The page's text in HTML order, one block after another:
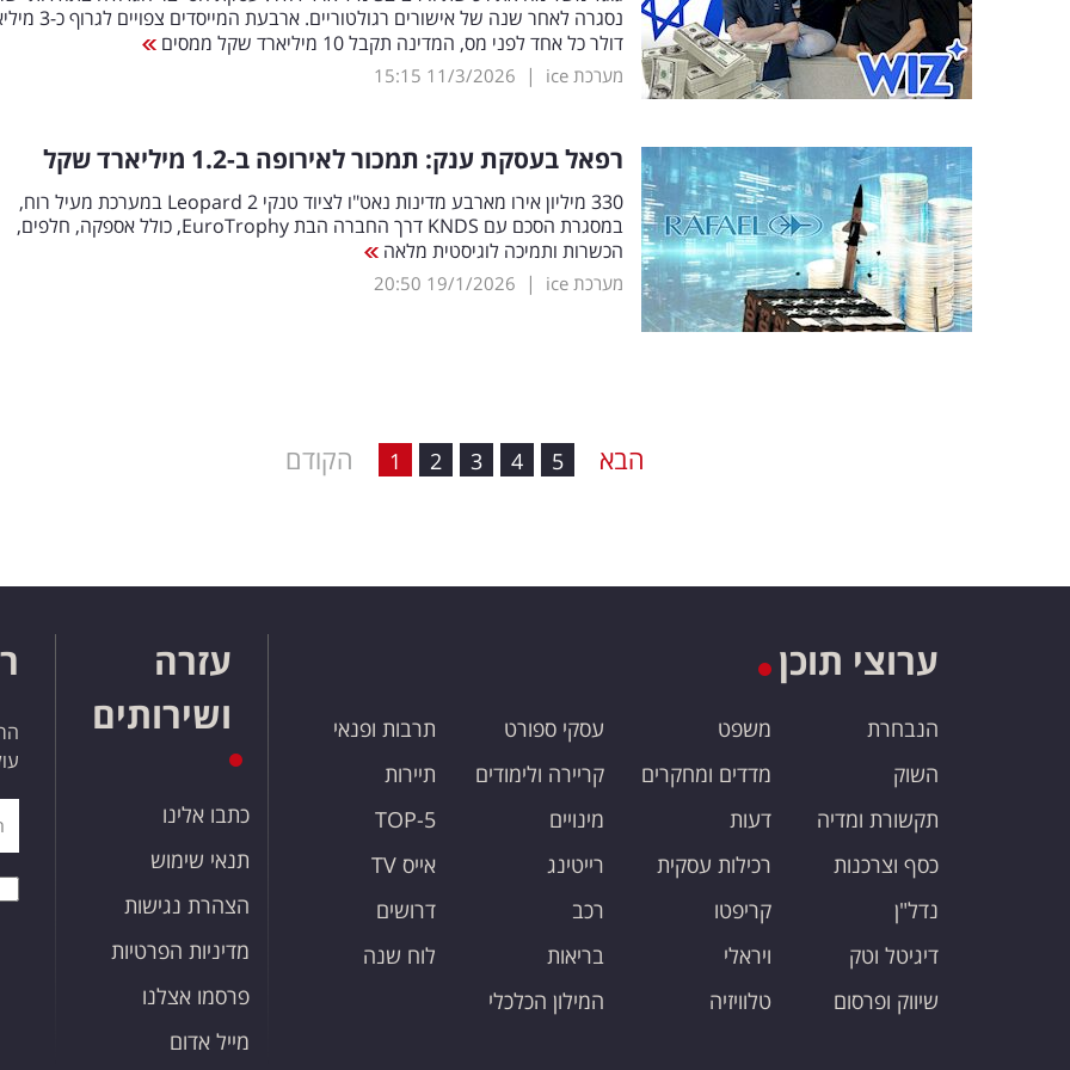
נסגרה לאחר שנה של אישורים
דולר כל אחד לפני מס, המדינה תקבל 10 מיליארד שקל ממסים
מערכת ice |
11/3/2026
15:15
רפאל בעסקת ענק: תמכור לאירופה ב-1.2 מיליארד שקל
330 מיליון אירו מארבע מדינות נאט"ו לציוד טנקי Leopard 2 במערכת מעיל רוח,
במסגרת הסכם עם KNDS דרך החברה הבת EuroTrophy, כולל אספקה, חלפים,
הכשרות ותמיכה לוגיסטית מלאה
מערכת ice |
19/1/2026
20:50
הקודם 1 2 3 4 5 הבא
ערוצי תוכן
הנבחרת
השוק
תקשורת ומדיה
כסף וצרכנות
נדל"ן
דיגיטל וטק
שיווק ופרסום
משפט
מדדים ומחקרים
דעות
רכילות עסקית
קריפטו
ויראלי
טלוויזיה
עסקי ספורט
קריירה ולימודים
מינויים
רייטינג
רכב
בריאות
המילון הכלכלי
תרבות ופנאי
תיירות
TOP-5
אייס TV
דרושים
לוח שנה
עזרה
ושירותים
כתבו אלינו
תנאי שימוש
הצהרת נגישות
מדיניות הפרטיות
פרסמו אצלנו
מייל אדום